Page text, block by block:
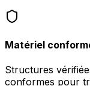
Matériel
Structures
conformes pour